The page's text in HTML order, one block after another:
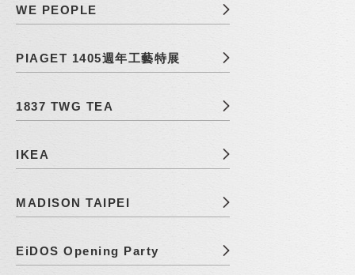
WE PEOPLE
PIAGET 1405週年工藝特展
1837 TWG TEA
IKEA
MADISON TAIPEI
EiDOS Opening Party